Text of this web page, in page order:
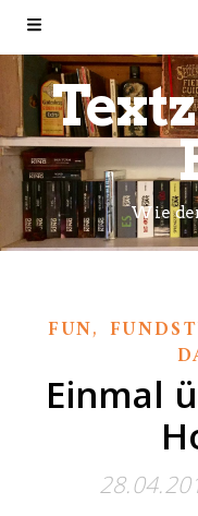
Wie
FUN,
Einmal